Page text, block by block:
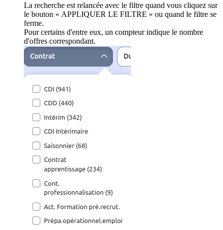
La recherche est relancée avec le filtre quand vous cliquez sur
le bouton « APPLIQUER LE FILTRE » ou quand le filtre se
ferme.
Pour certains d'entre eux, un compteur indique le nombre
d'offres correspondant.